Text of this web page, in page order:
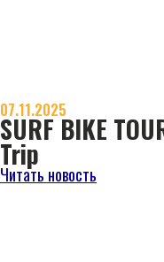
07.11.2025
SURF BIKE
Trip
Читать новость